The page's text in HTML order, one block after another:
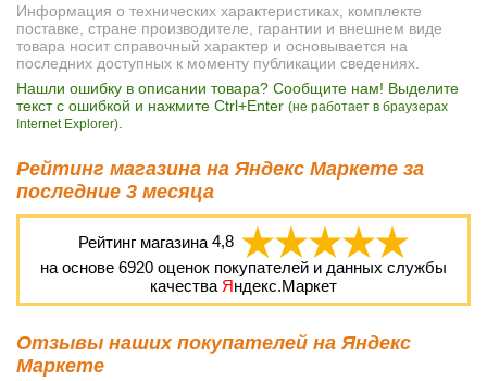
Информация о технических характеристиках, комплекте
поставке, стране производителе, гарантии и внешнем виде
товара носит справочный характер и основывается на
последних доступных к моменту публикации сведениях.
Нашли ошибку в описании товара? Сообщите нам! Выделите
текст с ошибкой и нажмите Ctrl+Enter (не работает в браузерах
Internet Explorer)
Рейтинг магазина на Яндекс Маркете за
последние 3 месяца
Рейтинг магазина 4,8
на основе 6920 оценок покупателей и данных службы
качества Яндекс.Маркет
Отзывы наших покупателей на Яндекс
Маркете